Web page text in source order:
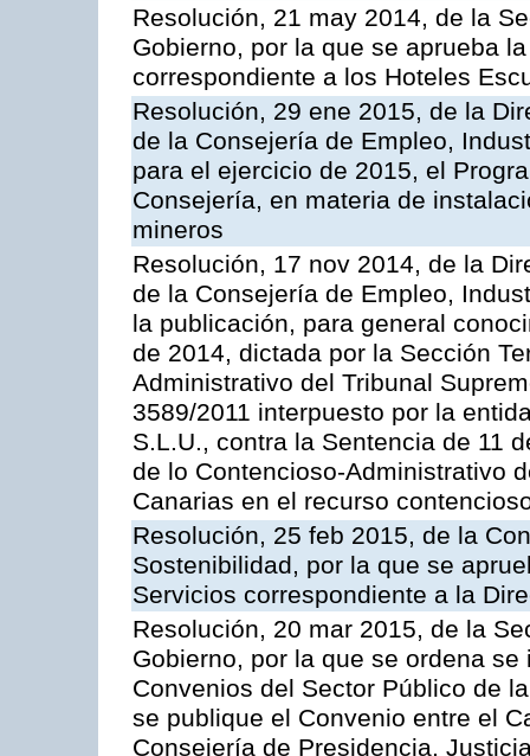
Resolución, 21 may 2014, de la
Gobierno, por la que se aprueba
correspondiente a los Hoteles
Resolución, 29 ene 2015, de la
de la Consejería de Empleo,
para el ejercicio de 2015, el
Consejería, en materia de
mineros
Resolución, 17 nov 2014, de la
de la Consejería de Empleo,
la publicación, para general
de 2014, dictada por la Sección
Administrativo del Tribunal
3589/2011 interpuesto por la
S.L.U., contra la Sentencia de 11
de lo Contencioso-Administrativo
Canarias en el recurso
Resolución, 25 feb 2015, de la
Sostenibilidad, por la que se
Servicios correspondiente a la
Resolución, 20 mar 2015, de la
Gobierno, por la que se ordena
Convenios del Sector Público de
se publique el Convenio entre el
Consejería de Presidencia,